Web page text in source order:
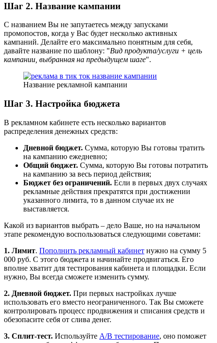
Шаг 2. Название кампании
С названием Вы не запутаетесь между запусками
промопостов, когда у Вас будет несколько активных
кампаний. Делайте его максимально понятным для себя,
давайте название по шаблону: "Вид продукта/услуги + цель
кампании, выбранная на предыдущем шаге".
Название рекламной кампании
Шаг 3. Настройка бюджета
В рекламном кабинете есть несколько вариантов
распределения денежных средств:
Дневной бюджет. Сумма, которую Вы готовы тратить
на кампанию ежедневно;
Общий бюджет. Сумма, которую Вы готовы потратить
на кампанию за весь период действия;
Бюджет без ограничений. Если в первых двух случаях
рекламные действия прекратятся при достижении
указанного лимита, то в данном случае их не
выставляется.
Какой из вариантов выбрать – дело Ваше, но на начальном
этапе рекомендую воспользоваться следующими советами:
1. Лимит. Пополнить рекламный кабинет нужно на сумму 5
000 руб. С этого бюджета и начинайте продвигаться. Его
вполне хватит для тестирования кабинета и площадки. Если
нужно, Вы всегда сможете изменить сумму.
2. Дневной бюджет. При первых настройках лучше
использовать его вместо неограниченного. Так Вы сможете
контролировать процесс продвижения и списания средств и
обезопасите себя от слива денег.
3. Сплит-тест. Используйте A/B тестирование, оно поможет